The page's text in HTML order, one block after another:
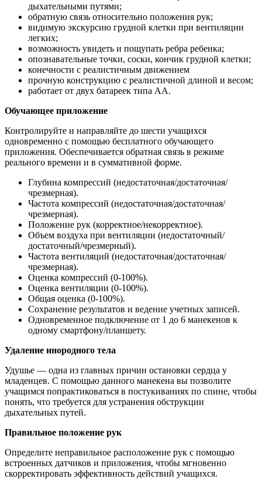
дыхательными путями;
обратную связь относительно положения рук;
видимую экскурсию грудной клетки при вентиляции
легких;
возможность увидеть и пощупать ребра ребенка;
опознавательные точки, соски, кончик грудной клетки;
конечности с реалистичным движением
прочную конструкцию с реалистичной длиной и весом;
работает от двух батареек типа АА.
Обучающее приложение
Контролируйте и направляйте до шести учащихся
одновременно с помощью бесплатного обучающего
приложения. Обеспечивается обратная связь в режиме
реального времени и в суммативной форме.
Глубина компрессий (недостаточная/достаточная/
чрезмерная).
Частота компрессий (недостаточная/достаточная/
чрезмерная).
Положение рук (корректное/некорректное).
Объем воздуха при вентиляции (недостаточный/
достаточный/чрезмерный).
Частота вентиляций (недостаточная/достаточная/
чрезмерная).
Оценка компрессий (0-100%).
Оценка вентиляции (0-100%).
Общая оценка (0-100%).
Сохранение результатов и ведение учетных записей.
Одновременное подключение от 1 до 6 манекенов к
одному смартфону/планшету.
Удаление инородного тела
Удушье — одна из главных причин остановки сердца у
младенцев. С помощью данного манекена вы позволите
учащимся попрактиковаться в постукиваниях по спине, чтобы
понять, что требуется для устранения обструкции
дыхательных путей.
Правильное положение рук
Определите неправильное расположение рук с помощью
встроенных датчиков и приложения, чтобы мгновенно
скорректировать эффективность действий учащихся.